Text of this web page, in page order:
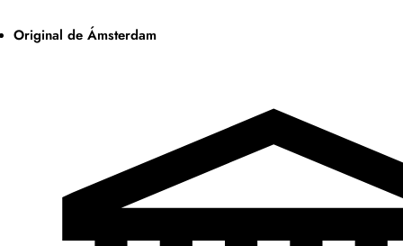
Original de Ámsterdam